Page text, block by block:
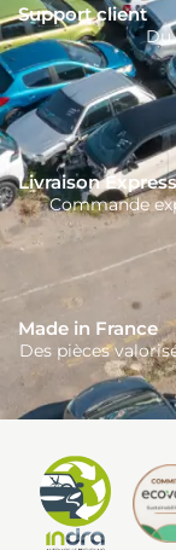
Support client
Du
Livraison Express
Commande
Made in France
Des pièces